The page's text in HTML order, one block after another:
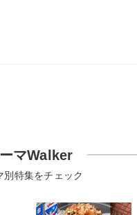
マWalker
別特集をチェック